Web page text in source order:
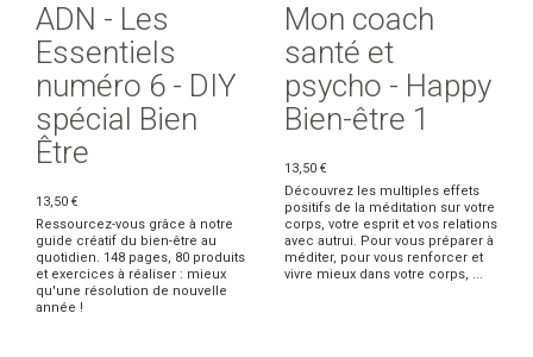
ADN - Les
Essentiels
numéro 6 - DIY
spécial Bien
Être
13,50 €
Ressourcez-vous grâce à notre
guide créatif du bien-être au
quotidien. 148 pages, 80 produits
et exercices à réaliser : mieux
qu'une résolution de nouvelle
année !
Mon coach
santé et
psycho - Happy
Bien-être 1
13,50 €
Découvrez les multiples effets
positifs de la méditation sur votre
corps, votre esprit et vos relations
avec autrui. Pour vous préparer à
méditer, pour vous renforcer et
vivre mieux dans votre corps, ...